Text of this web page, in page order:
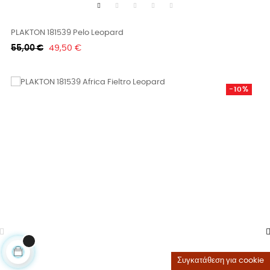
PLAKTON 181539 Pelo Leopard
Κανονική
55,00 € Τιμή
49,50 €
-10%
Συγκατάθεση για cookie